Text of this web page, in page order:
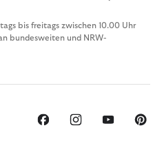
bis freitags zwischen 10.00 Uhr
bundesweiten und NRW-